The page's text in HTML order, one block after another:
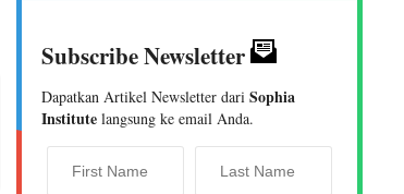
Subscribe Newsletter
Dapatkan Artikel Newsletter dari Sophia
Institute langsung ke email Anda.